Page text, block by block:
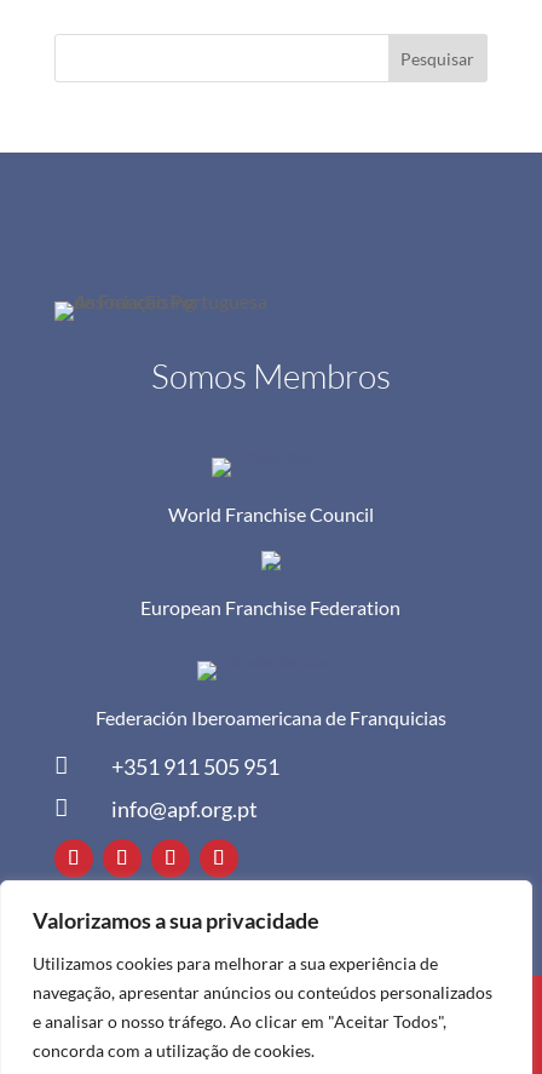
Valorizamos a sua privacidade
Utilizamos cookies para melhorar a sua experiência de
navegação, apresentar anúncios ou conteúdos personalizados
e analisar o nosso tráfego. Ao clicar em "Aceitar Todos",
concorda com a utilização de cookies.
Pesquisar
Somos Membros
World Franchise Council
European Franchise Federation
Federación Iberoamericana de Franquicias
 +351 911 505 951
 info@apf.org.pt
Todos os direitos reservados à APF ©
2024